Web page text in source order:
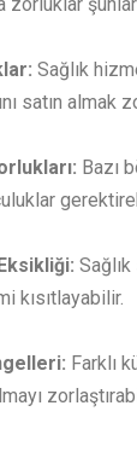
Sağlık
satın almak
Bazı
kısıtlayabilir.
Farklı